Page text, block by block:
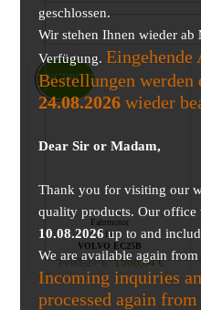
geschlossen.
Wir stehen Ihnen wieder ab
Verfügung. Eingehende
Bestellungen werden
24.08.2026 wieder
Dear Sir or Madam,
Thank you for visiting our
quality products. Our
10.08.2026up to and
We are available again
Incoming inquiries
processed again
Fahrmotor
für
VOLVO EC25B
1705,27€ 1566,04€
ANGEBOT!